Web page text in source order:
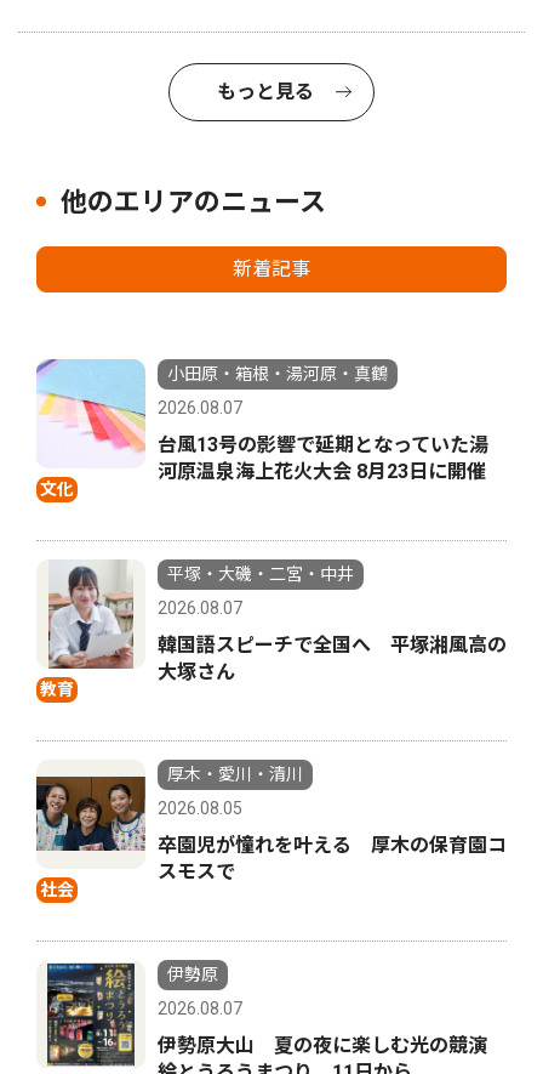
もっと見る
他のエリアのニュース
新着記事
文化
小田原・箱根・湯河原・真鶴
2026.08.07
台風13号の影響で延期となっていた湯
河原温泉海上花火大会 8月23日に開催
教育
平塚・大磯・二宮・中井
2026.08.07
韓国語スピーチで全国へ 平塚湘風高の
大塚さん
社会
厚木・愛川・清川
2026.08.05
卒園児が憧れを叶える 厚木の保育園コ
スモスで
伊勢原
2026.08.07
伊勢原大山 夏の夜に楽しむ光の競演